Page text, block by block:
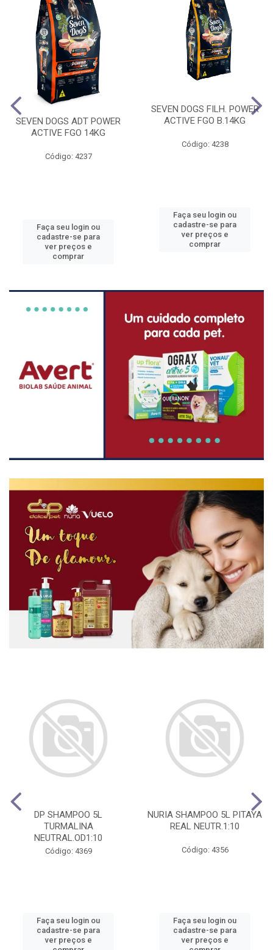
SEVEN DOGS ADT POWER
ACTIVE FGO 14KG
Código: 4237
Faça seu login ou
cadastre-se para
ver preços e
comprar
SEVEN DOGS FILH. POWER
ACTIVE FGO B.14KG
Código: 4238
Faça seu login ou
cadastre-se para
ver preços e
comprar
DP SHAMPOO 5L
TURMALINA
NEUTRAL.OD1:10
Código: 4369
Faça seu login ou
cadastre-se para
ver preços e
NURIA SHAMPOO 5L PITAYA
REAL NEUTR.1:10
Código: 4356
Faça seu login ou
cadastre-se para
ver preços e